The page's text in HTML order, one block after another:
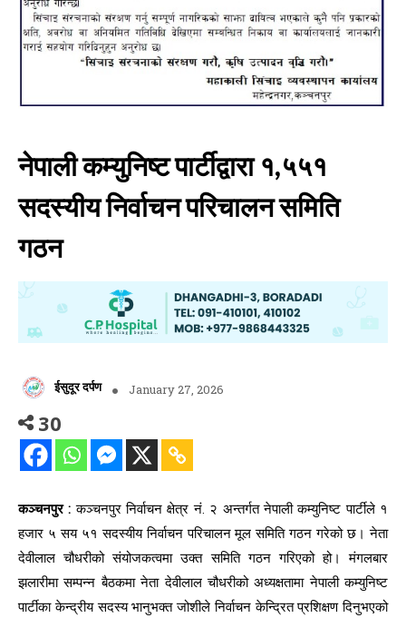
नेपाली कम्युनिष्ट पार्टीद्वारा १,५५१
सदस्यीय निर्वाचन परिचालन समिति
गठन
ईसुदूर दर्पण January 27, 2026
30
कञ्चनपुर : कञ्चनपुर निर्वाचन क्षेत्र नं. २ अन्तर्गत नेपाली कम्युनिष्ट पार्टीले १
हजार ५ सय ५१ सदस्यीय निर्वाचन परिचालन मूल समिति गठन गरेको छ। नेता
देवीलाल चौधरीको संयोजकत्वमा उक्त समिति गठन गरिएको हो। मंगलबार
झलारीमा सम्पन्न बैठकमा नेता देवीलाल चौधरीको अध्यक्षतामा नेपाली कम्युनिष्ट
पार्टीका केन्द्रीय सदस्य भानुभक्त जोशीले निर्वाचन केन्द्रित प्रशिक्षण दिनुभएको